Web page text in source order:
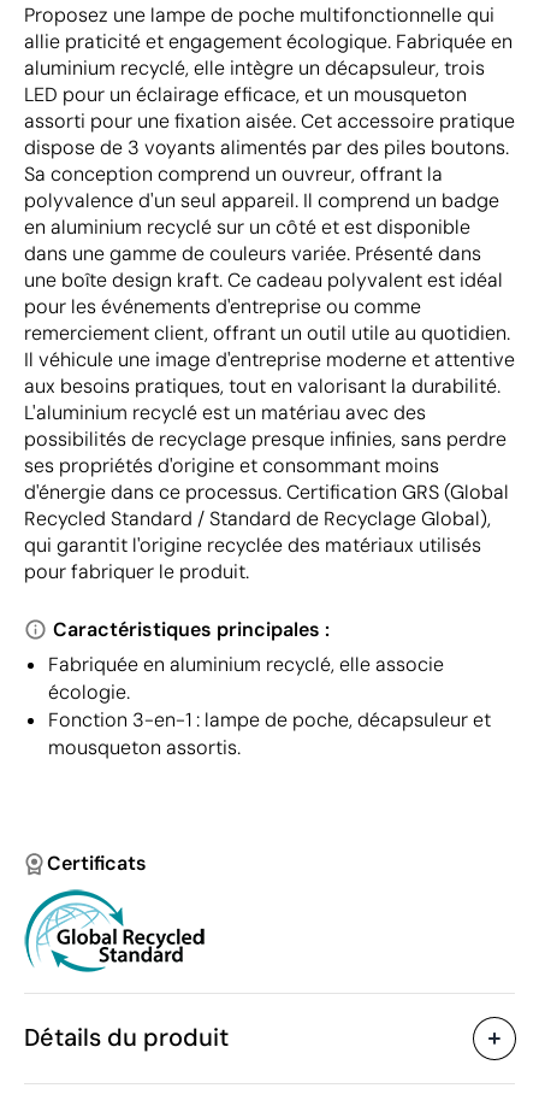
Proposez une lampe de poche multifonctionnelle qui
allie praticité et engagement écologique. Fabriquée en
aluminium recyclé, elle intègre un décapsuleur, trois
LED pour un éclairage efficace, et un mousqueton
assorti pour une fixation aisée. Cet accessoire pratique
dispose de 3 voyants alimentés par des piles boutons.
Sa conception comprend un ouvreur, offrant la
polyvalence d'un seul appareil. Il comprend un badge
en aluminium recyclé sur un côté et est disponible
dans une gamme de couleurs variée. Présenté dans
une boîte design kraft. Ce cadeau polyvalent est idéal
pour les événements d'entreprise ou comme
remerciement client, offrant un outil utile au quotidien.
Il véhicule une image d'entreprise moderne et attentive
aux besoins pratiques, tout en valorisant la durabilité.
L'aluminium recyclé est un matériau avec des
possibilités de recyclage presque infinies, sans perdre
ses propriétés d'origine et consommant moins
d'énergie dans ce processus. Certification GRS (Global
Recycled Standard / Standard de Recyclage Global),
qui garantit l'origine recyclée des matériaux utilisés
pour fabriquer le produit.
Caractéristiques principales :
Fabriquée en aluminium recyclé, elle associe
écologie.
Fonction 3-en-1 : lampe de poche, décapsuleur et
mousqueton assortis.
Certificats
Détails du produit
Caractéristiques